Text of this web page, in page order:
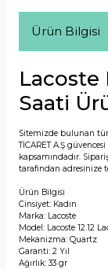
Ürün Bilgisi
Lacoste
Saati
Sitemizde bulunan
TİCARET A.Ş
kapsamındadır.
tarafından adresinize
Ürün Bilgisi
Cinsiyet: Kadın
Marka: Lacoste
Model: Lacoste 12.12
Mekanizma: Quartz
Garanti: 2 Yıl
Ağırlık: 33 gr